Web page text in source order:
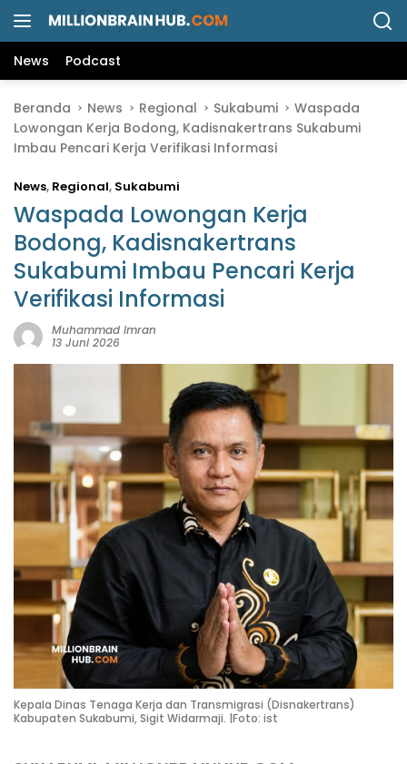
News Podcast
Beranda News Regional Sukabumi
Waspada
Lowongan Kerja Bodong, Kadisnakertrans Sukabumi
Imbau Pencari Kerja Verifikasi Informasi
News, Regional, Sukabumi
Waspada Lowongan Kerja
Bodong, Kadisnakertrans
Sukabumi Imbau Pencari Kerja
Verifikasi Informasi
Muhammad Imran
13 Juni 2026
Kepala Dinas Tenaga Kerja dan Transmigrasi (Disnakertrans)
Kabupaten Sukabumi, Sigit Widarmaji. |Foto: ist